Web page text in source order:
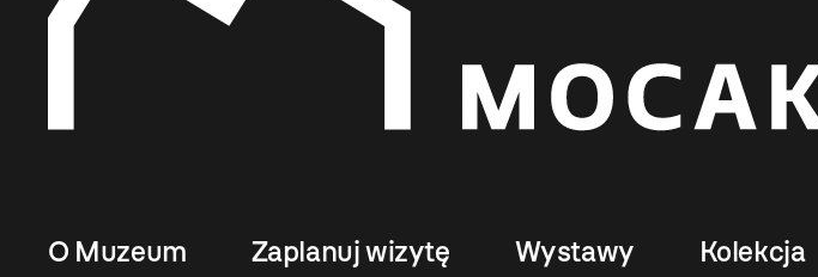
O Muzeum Zaplanuj wizytę Wystawy Kolekcja